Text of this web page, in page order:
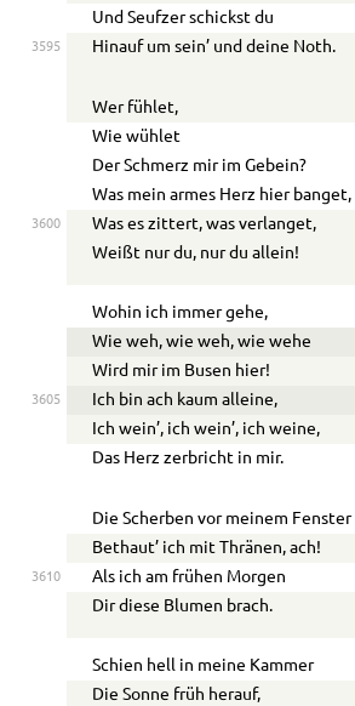
Und Seufzer schickst du
3595 Hinauf um sein’ und deine Noth.
Wer fühlet,
Wie wühlet
Der Schmerz mir im Gebein?
Was mein armes Herz hier banget,
3600
Was es zittert, was verlanget,
Weißt nur du, nur du allein!
Wohin ich immer gehe,
Wie weh, wie weh, wie wehe
Wird mir im Busen hier!
3605
Ich bin ach kaum alleine,
Ich wein’, ich wein’, ich weine,
Das Herz zerbricht in mir.
Die Scherben vor meinem Fenster
Bethaut’ ich mit Thränen, ach!
3610
Als ich am frühen Morgen
Dir diese Blumen brach.
Schien hell in meine Kammer
Die Sonne früh herauf,